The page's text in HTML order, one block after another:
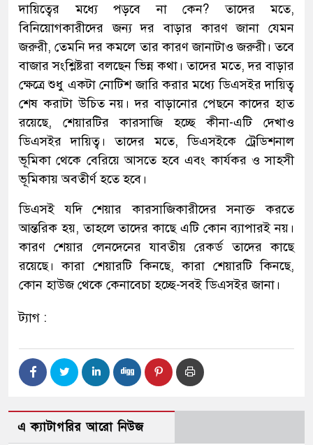
দায়িত্বের মধ্যে পড়বে না কেন? তাদের মতে,
বিনিয়োগকারীদের জন্য দর বাড়ার কারণ জানা যেমন
জরুরী, তেমনি দর কমলে তার কারণ জানাটাও জরুরী। তবে
বাজার সংশ্লিষ্টরা বলছেন ভিন্ন কথা। তাদের মতে, দর বাড়ার
ক্ষেত্রে শুধু একটা নোটিশ জারি করার মধ্যে ডিএসইর দায়িত্ব
শেষ করাটা উচিত নয়। দর বাড়ানোর পেছনে কাদের হাত
রয়েছে, শেয়ারটির কারসাজি হচ্ছে কীনা-এটি দেখাও
ডিএসইর দায়িত্ব। তাদের মতে, ডিএসইকে ট্রেডিশনাল
ভূমিকা থেকে বেরিয়ে আসতে হবে এবং কার্যকর ও সাহসী
ভূমিকায় অবতীর্ণ হতে হবে।
ডিএসই যদি শেয়ার কারসাজিকারীদের সনাক্ত করতে
আন্তরিক হয়, তাহলে তাদের কাছে এটি কোন ব্যাপারই নয়।
কারণ শেয়ার লেনদেনের যাবতীয় রেকর্ড তাদের কাছে
রয়েছে। কারা শেয়ারটি কিনছে, কারা শেয়ারটি কিনছে,
কোন হাউজ থেকে কেনাবেচা হচ্ছে-সবই ডিএসইর জানা।
ট্যাগ :
এ ক্যাটাগরির আরো নিউজ